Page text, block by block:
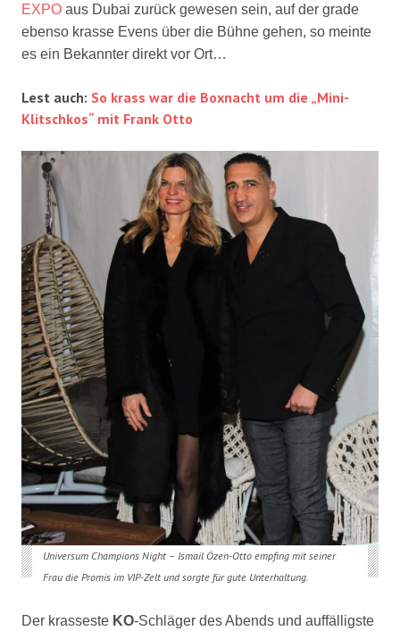
EXPO aus Dubai zurück gewesen sein, auf der grade
ebenso krasse Evens über die Bühne gehen, so meinte
es ein Bekannter direkt vor Ort…
Lest auch: So krass war die Boxnacht um die „Mini-
Klitschkos“ mit Frank Otto
Universum Champions Night – Ismail Özen-Otto empfing mit seiner
Frau die Promis im VIP-Zelt und sorgte für gute Unterhaltung.
Der krasseste KO-Schläger des Abends und auffälligste